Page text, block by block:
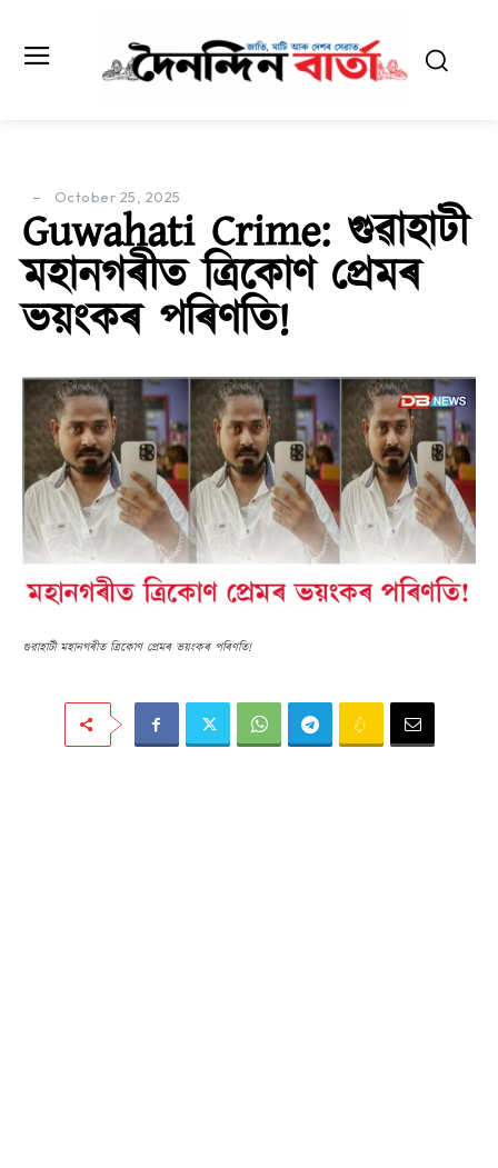
October 25, 2025
Guwahati Crime: গুৱাহাটী
মহানগৰীত ত্ৰিকোণ প্ৰেমৰ
ভয়ংকৰ পৰিণতি!
গুৱাহাটী মহানগৰীত ত্ৰিকোণ প্ৰেমৰ ভয়ংকৰ পৰিণতি!